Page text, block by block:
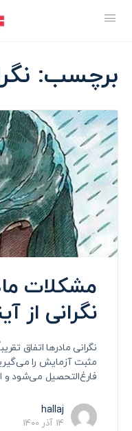
برچسب:
مشکلات
نگرانی از
نگرانی مادرها اتفاق
مثبت آزمایش را
فارغ‌التحصیل می‌شود و
hallaj
14 آذر 1400